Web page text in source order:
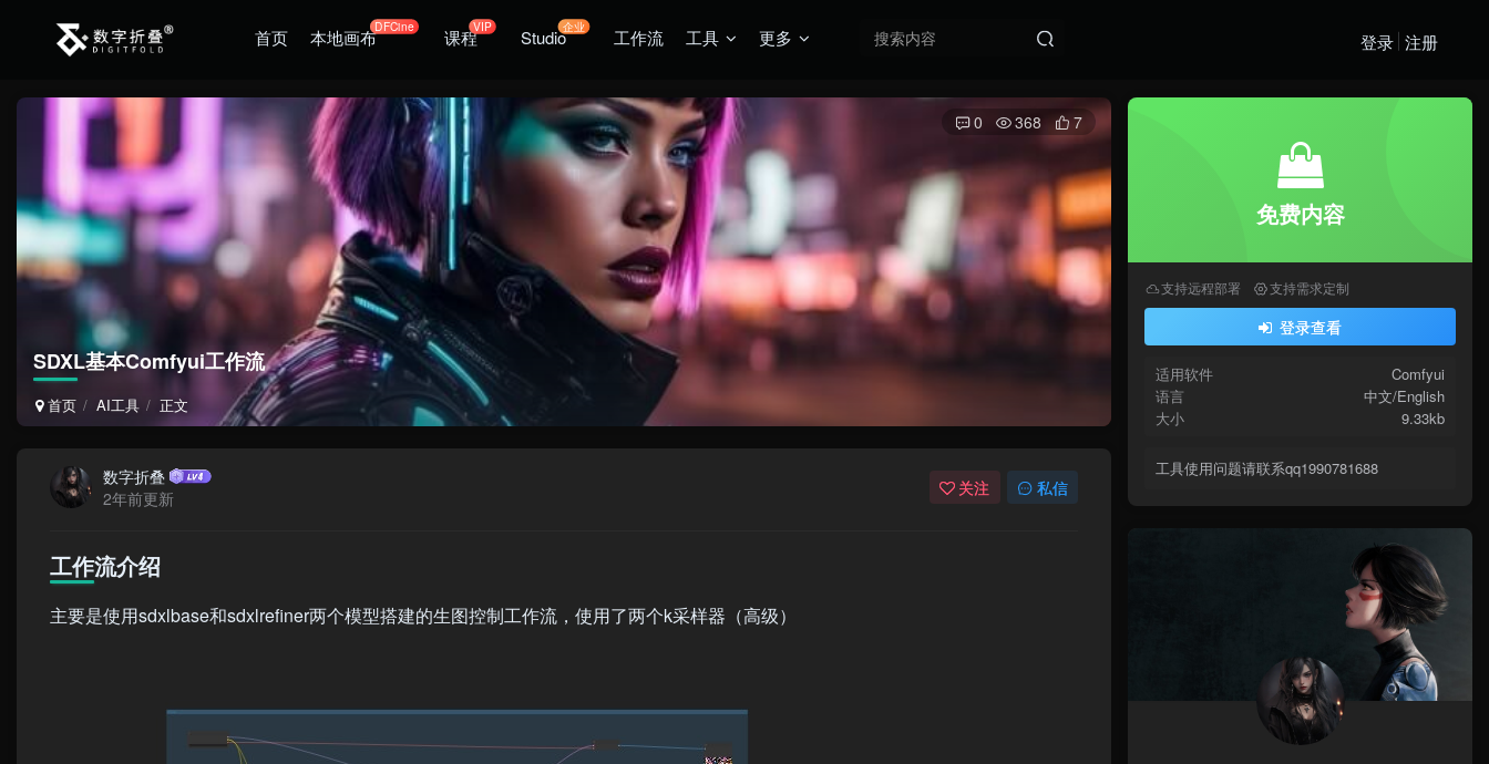
首页 本地画布DFCine 课程VIP Studio企业 工作流 工具 更多 登录 注册
SDXL基本Comfyui工作流
首页 AI工具 正文
0 368 7
数字折叠
2年前更新
关注 私信
工作流介绍
主要是使用sdxlbase和sdxlrefiner两个模型搭建的生图控制工作流，使用了两个k采样器（高级）
免费内容
支持远程部署 支持需求定制
登录查看
适用软件
Comfyui
语言
中文/English
大小
9.33kb
工具使用问题请联系qq1990781688